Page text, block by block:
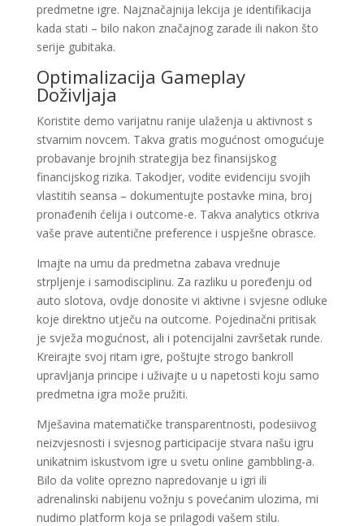
predmetne igre. Najznačajnija lekcija je identifikacija
kada stati – bilo nakon značajnog zarade ili nakon što
serije gubitaka.
Optimalizacija Gameplay
Doživljaja
Koristite demo varijatnu ranije ulaženja u aktivnost s
stvarnim novcem. Takva gratis mogućnost omogućuje
probavanje brojnih strategija bez finansijskog
financijskog rizika. Takodjer, vodite evidenciju svojih
vlastitih seansa – dokumentujte postavke mina, broj
pronađenih ćelija i outcome-e. Takva analytics otkriva
vaše prave autentične preference i uspješne obrasce.
Imajte na umu da predmetna zabava vrednuje
strpljenje i samodisciplinu. Za razliku u poređenju od
auto slotova, ovdje donosite vi aktivne i svjesne odluke
koje direktno utječu na outcome. Pojedinačni pritisak
je svježa mogućnost, ali i potencijalni završetak runde.
Kreirajte svoj ritam igre, poštujte strogo bankroll
upravljanja principe i uživajte u u napetosti koju samo
predmetna igra može pružiti.
Mješavina matematičke transparentnosti, podesiivog
neizvjesnosti i svjesnog participacije stvara našu igru
unikatnim iskustvom igre u svetu online gambbling-a.
Bilo da volite oprezno napredovanje u igri ili
adrenalinski nabijenu vožnju s povećanim ulozima, mi
nudimo platform koja se prilagodi vašem stilu.